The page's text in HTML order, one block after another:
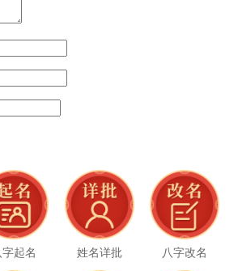
字起名 姓名详批 八字改名